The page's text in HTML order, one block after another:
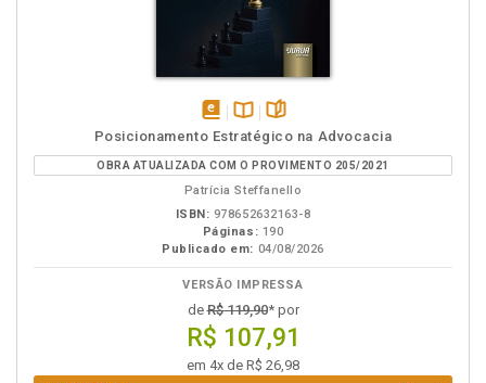
disponível
em
eBook
Disponível
na
B.V.
páginas
Posicionamento Estratégico na Advocacia
OBRA ATUALIZADA COM O PROVIMENTO 205/2021
Patrícia Steffanello
ISBN: 978652632163-8
Páginas: 190
Publicado em: 04/08/2026
VERSÃO IMPRESSA
deR$ 119,90* por
R$ 107,91
em 4x de R$ 26,98